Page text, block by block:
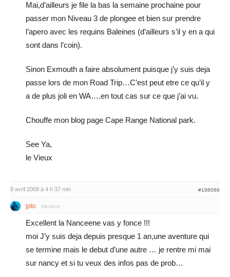
Mai,d’ailleurs je file la bas la semaine prochaine pour
passer mon Niveau 3 de plongee et bien sur prendre
l’apero avec les requins Baleines (d’ailleurs s’il y en a qui
sont dans l’coin).
Sinon Exmouth a faire absolument puisque j’y suis deja
passe lors de mon Road Trip…C’est peut etre ce qu’il y
a de plus joli en WA….en tout cas sur ce que j’ai vu.
Chouffe mon blog page Cape Range National park.
See Ya,
le Vieux
8 avril 2009 à 4 h 37 min #198066
jpto Membre
Excellent la Nanceene vas y fonce !!!
moi J’y suis deja depuis presque 1 an,une aventure qui
se termine mais le debut d’une autre … je rentre mi mai
sur nancy et si tu veux des infos pas de prob…